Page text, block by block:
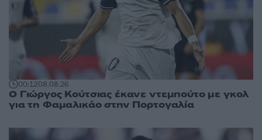
00:1208.08.26
Ο Γιώργος Κούτσιας έκανε ντεμπούτο με γκολ
για τη Φαμαλικάο στην Πορτογαλία